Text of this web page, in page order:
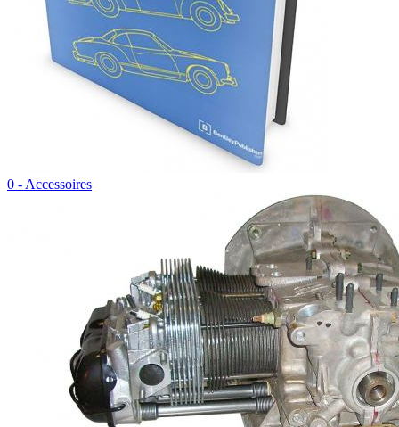
0 - Accessoires